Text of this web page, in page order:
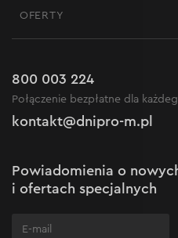
Regulamin sklepu
Polityka prywatności
Gwarancja i serwis
Reklamacje i skargi
Ustawienia plików cookie
OFERTY
Nowości
800 003 224
Połączenie bezpłatne dla
kontakt@dnipro-m.pl
Powiadomienia o
i ofertach specjalnych